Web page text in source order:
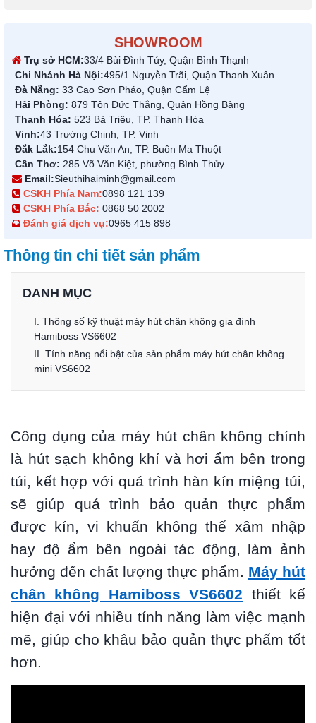
SHOWROOM
Trụ sở HCM:33/4 Bùi Đình Túy, Quận Bình Thạnh
Chi Nhánh Hà Nội:495/1 Nguyễn Trãi, Quận Thanh Xuân
Đà Nẵng: 33 Cao Sơn Pháo, Quận Cẩm Lệ
Hải Phòng: 879 Tôn Đức Thắng, Quận Hồng Bàng
Thanh Hóa: 523 Bà Triệu, TP. Thanh Hóa
Vinh:43 Trường Chinh, TP. Vinh
Đắk Lắk:154 Chu Văn An, TP. Buôn Ma Thuột
Cần Thơ: 285 Võ Văn Kiệt, phường Bình Thủy
Email:Sieuthihaiminh@gmail.com
CSKH Phía Nam:0898 121 139
CSKH Phía Bắc: 0868 50 2002
Đánh giá dịch vụ:0965 415 898
Thông tin chi tiết sản phẩm
DANH MỤC
I. Thông số kỹ thuật máy hút chân không gia đình
Hamiboss VS6602
II. Tính năng nổi bật của sản phẩm máy hút chân không
mini VS6602
Công dụng của máy hút chân không chính
là hút sạch không khí và hơi ẩm bên trong
túi, kết hợp với quá trình hàn kín miệng túi,
sẽ giúp quá trình bảo quản thực phẩm
được kín, vi khuẩn không thể xâm nhập
hay độ ẩm bên ngoài tác động, làm ảnh
hưởng đến chất lượng thực phẩm. Máy hút
chân không Hamiboss VS6602 thiết kế
hiện đại với nhiều tính năng làm việc mạnh
mẽ, giúp cho khâu bảo quản thực phẩm tốt
hơn.